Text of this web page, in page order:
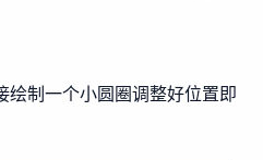
绘制一个小圆圈调整好位置即